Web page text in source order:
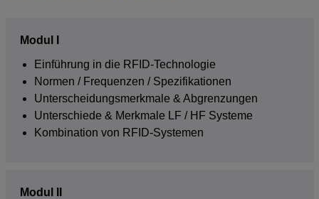
Modul I
Einführung in die RFID-Technologie
Normen / Frequenzen / Spezifikationen
Unterscheidungs­merkmale & Abgrenzungen
Unterschiede & Merkmale LF / HF Systeme
Kombination von RFID-Systemen
Modul II